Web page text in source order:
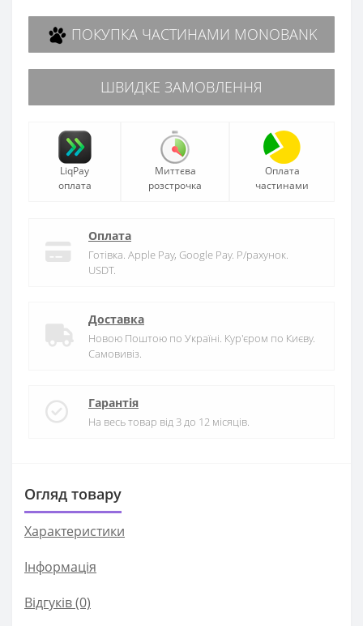
ПОКУПКА ЧАСТИНАМИ MONOBANK
ШВИДКЕ ЗАМОВЛЕННЯ
LiqPay
оплата
Миттєва
розстрочка
Оплата
частинами
Оплата
Готівка. Apple Pay, Google Pay. Р/рахунок.
USDT.
Доставка
Новою Поштою по Україні. Кур'єром по Києву.
Самовивіз.
Гарантія
На весь товар від 3 до 12 місяців.
Огляд товару
Характеристики
Iнформація
Відгуків (0)